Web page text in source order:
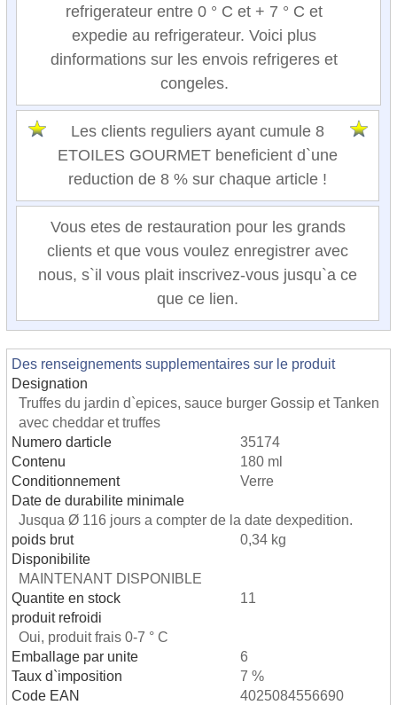
refrigerateur entre 0 ° C et + 7 ° C et
expedie au refrigerateur. Voici plus
dinformations sur les envois refrigeres et
congeles.
Les clients reguliers ayant cumule 8
ETOILES GOURMET beneficient d`une
reduction de 8 % sur chaque article !
Vous etes de restauration pour les grands
clients et que vous voulez enregistrer avec
nous, s`il vous plait inscrivez-vous jusqu`a ce
que ce lien.
Des renseignements supplementaires sur le produit
Designation
Truffes du jardin d`epices, sauce burger Gossip et Tanken
avec cheddar et truffes
Numero darticle
35174
Contenu
180 ml
Conditionnement
Verre
Date de durabilite minimale
Jusqua Ø 116 jours a compter de la date dexpedition.
poids brut
0,34 kg
Disponibilite
MAINTENANT DISPONIBLE
Quantite en stock
11
produit refroidi
Oui, produit frais 0-7 ° C
Emballage par unite
6
Taux d`imposition
7 %
Code EAN
4025084556690